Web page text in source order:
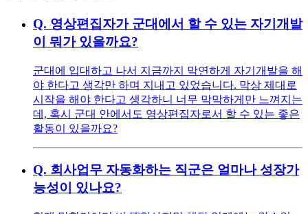
Q. 영상편집자가 군대에서 할 수 있는 자기개발
이 뭐가 있을까요?
군대에 입대하고 나서 지금까지 막연하게 자기개발을 해
야 한다고 생각만 하며 지내고 있었습니다. 막상 제대로
시작을 해야 한다고 생각하니 너무 막막하게만 느껴지는
데, 혹시 군대 안에서도 영상편집자로서 할 수 있는 좋은
활동이 있을까요?
Q. 회사업무 자동화하는 직군은 얼마나 성장가
능성이 있나요?